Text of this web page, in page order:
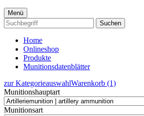
Menü
Suchen
Home
Onlineshop
Produkte
Munitionsdatenblätter
zur KategorieauswahlWarenkorb (1)
Munitionshauptart
Munitionsart